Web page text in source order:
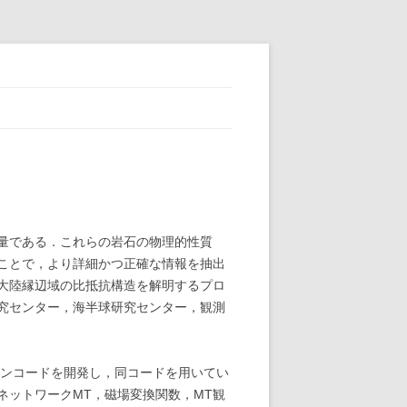
ある．これらの岩石の物理的性質
とで，より詳細かつ正確な情報を抽出
陸縁辺域の比抵抗構造を解明するプロ
ンター，海半球研究センター，観測
コードを開発し，同コードを用いてい
ットワークMT，磁場変換関数，MT観